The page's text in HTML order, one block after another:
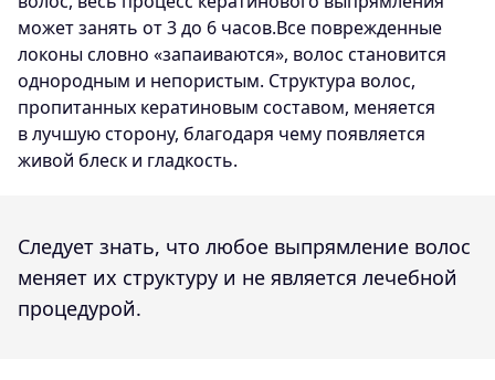
может занять от 3 до 6 часов.Все поврежденные
локоны словно «запаиваются», волос становится
однородным и непористым. Структура волос,
пропитанных кератиновым составом, меняется
в лучшую сторону, благодаря чему появляется
живой блеск и гладкость.
Следует знать, что любое выпрямление волос
меняет их структуру и не является лечебной
процедурой.